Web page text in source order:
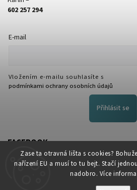
Zase ta otravná lišta s cookies?
nařízení EU a musí to tu bejt. Stačí
nadobro. Více
602 257 294
E-mail
Vložením e-mailu souhlasíte s
podmínkami ochrany osobních údajů
Přihlásit se
FACEBOOK
NožeZvostra